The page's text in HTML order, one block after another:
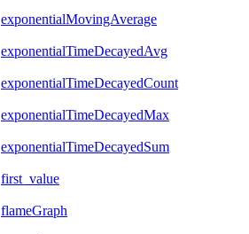
exponentialMovingAverage
exponentialTimeDecayedAvg
exponentialTimeDecayedCount
exponentialTimeDecayedMax
exponentialTimeDecayedSum
first_value
flameGraph